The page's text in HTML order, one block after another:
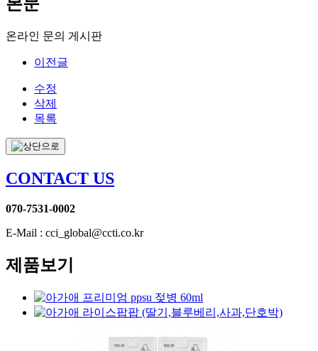
본문
온라인 문의 게시판
이전글
수정
삭제
목록
CONTACT US
070-7531-0002
E-Mail : cci_global@ccti.co.kr
제품보기